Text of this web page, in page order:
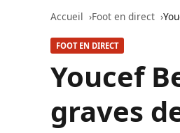
Accueil Foot en direct
FOOT EN DIRECT
Youcef
graves